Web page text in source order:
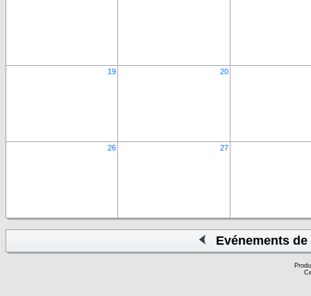
19 20
26 27
Evénements